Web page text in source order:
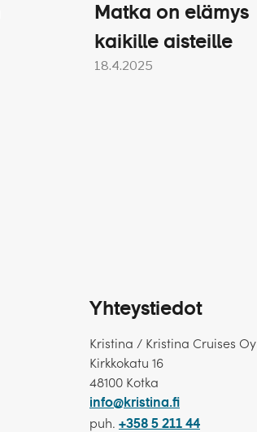
Matka on elämys
kaikille aisteille
18.4.2025
Yhteystiedot
Kristina / Kristina Cruises Oy
Kirkkokatu 16
48100 Kotka
info@kristina.fi
puh. +358 5 211 44